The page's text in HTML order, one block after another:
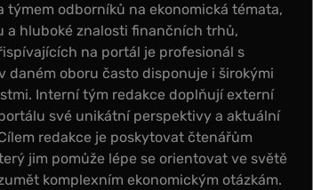
týmem odborníků na ekonomická témata,
a hluboké znalosti finančních trhů,
na portál je profesionál s
daném oboru často disponuje i širokými
Interní tým redakce doplňují externí
své unikátní perspektivy a aktuální
redakce je poskytovat čtenářům
jim pomůže lépe se orientovat ve světě
komplexním ekonomickým otázkám.